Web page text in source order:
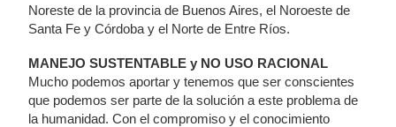
Noreste de la provincia de Buenos Aires, el Noroeste de
Santa Fe y Córdoba y el Norte de Entre Ríos.
MANEJO SUSTENTABLE y NO USO RACIONAL
Mucho podemos aportar y tenemos que ser conscientes
que podemos ser parte de la solución a este problema de
la humanidad. Con el compromiso y el conocimiento